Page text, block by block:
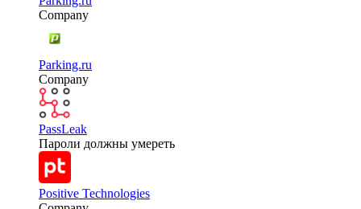
Company
Parking.ru
Company
PassLeak
Пароли должны умереть
Positive Technologies